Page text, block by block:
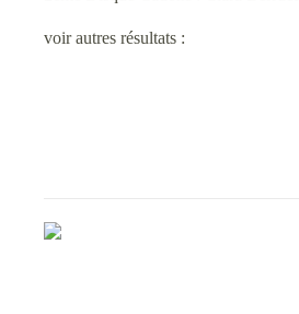
voir autres résultats :